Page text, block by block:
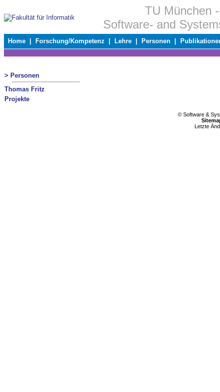
TU München
Software- and
Home Forschung/Kompetenz Lehre Personen
> Personen
Thomas Fritz
Projekte
© Software &
Letzte